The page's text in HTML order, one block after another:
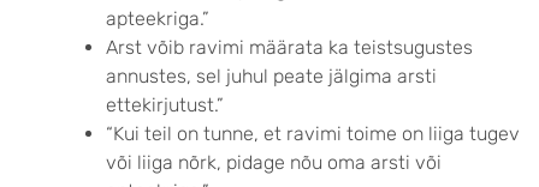
apteekriga.”
Arst võib ravimi määrata ka teistsugustes
annustes, sel juhul peate jälgima arsti
ettekirjutust.”
“Kui teil on tunne, et ravimi toime on liiga tugev
või liiga nõrk, pidage nõu oma arsti või